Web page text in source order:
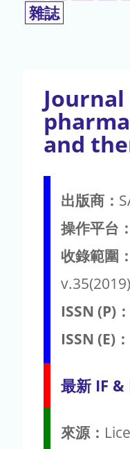
雜誌
and
出版商：
操作平台：
收錄範圍：
v.35(2019)
ISSN (P)：
ISSN (E)：
最新 IF
來源：